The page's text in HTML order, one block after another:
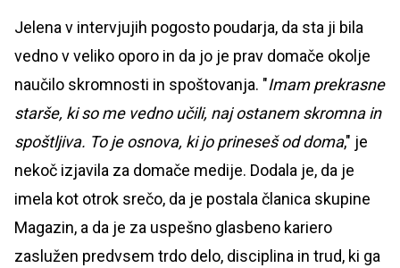
Jelena v intervjujih pogosto poudarja, da sta ji bila
vedno v veliko oporo in da jo je prav domače okolje
naučilo skromnosti in spoštovanja. "Imam prekrasne
starše, ki so me vedno učili, naj ostanem skromna in
spoštljiva. To je osnova, ki jo prineseš od doma," je
nekoč izjavila za domače medije. Dodala je, da je
imela kot otrok srečo, da je postala članica skupine
Magazin, a da je za uspešno glasbeno kariero
zaslužen predvsem trdo delo, disciplina in trud, ki ga